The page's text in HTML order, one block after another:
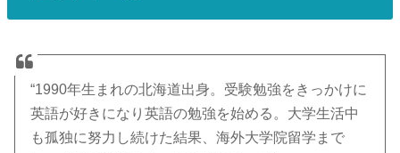
“1990年生まれの北海道出身。受験勉強をきっかけに
英語が好きになり英語の勉強を始める。大学生活中
も孤独に努力し続けた結果、海外大学院留学まで